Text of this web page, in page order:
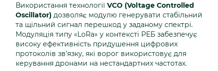
Використання технології VCO (Voltage Controlled
Oscillator) дозволяє модулю генерувати стабільний
та щільний сигнал перешкод у заданому спектрі.
Модуляція типу «LoRa» у контексті РЕБ забезпечує
високу ефективність придушення цифрових
протоколів зв’язку, які ворог використовує для
керування дронами на нестандартних частотах.